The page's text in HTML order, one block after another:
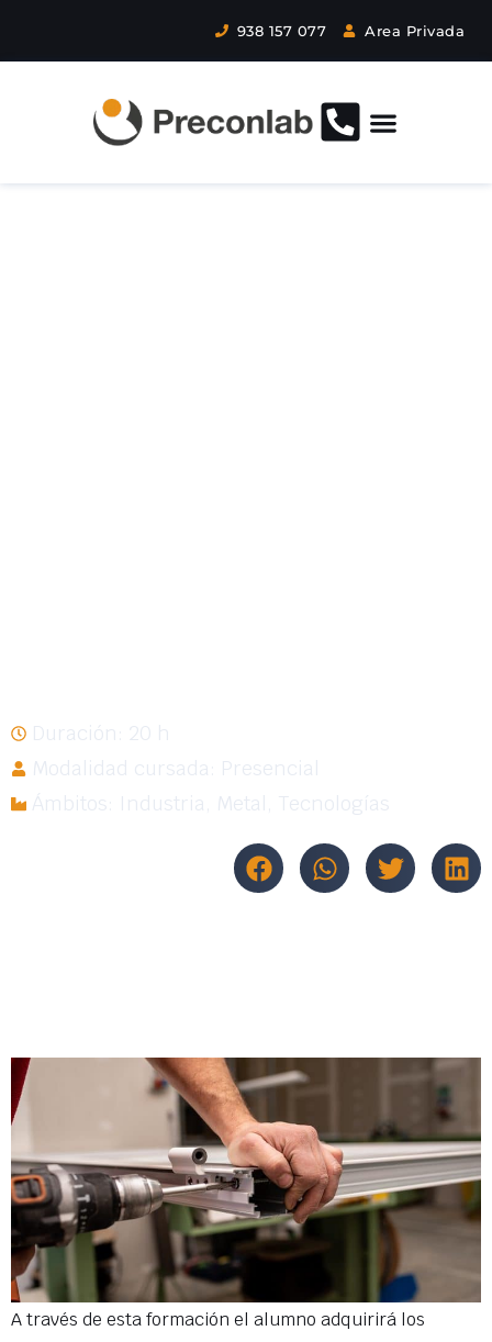
938 157 077 Area Privada
Duración: 20 h
Modalidad cursada: Presencial
Ámbitos:
Industria, Metal, Tecnologías
A través de esta formación el alumno adquirirá los